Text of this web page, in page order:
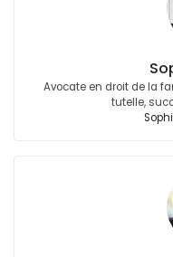
Avocate en droit de la
tutelle,